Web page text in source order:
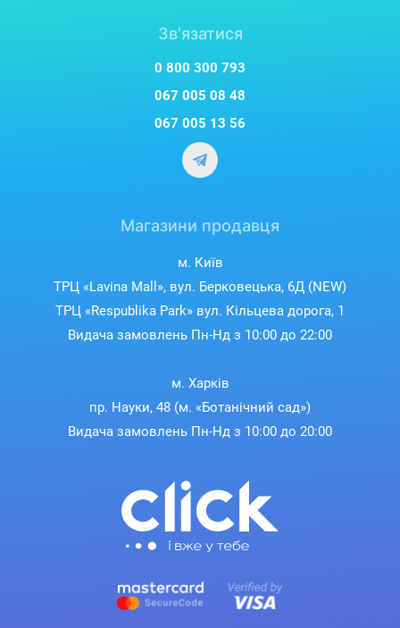
Зв'язатися
0 800 300 793
067 005 08 48
067 005 13 56
Магазини продавця
м. Київ
ТРЦ «Lavina Mall», вул. Берковецька, 6Д (NEW)
ТРЦ «Respublika Park» вул. Кільцева дорога, 1
Видача замовлень Пн-Нд з 10:00 до 22:00
м. Харків
пр. Науки, 48 (м. «Ботанічний сад»)
Видача замовлень Пн-Нд з 10:00 до 20:00